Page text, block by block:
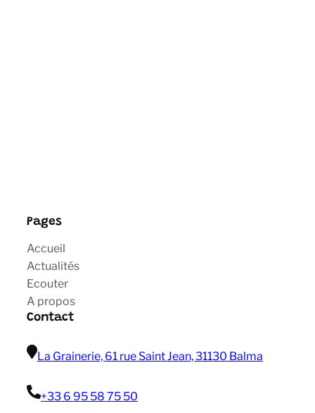
Pages
Accueil
Actualités
Ecouter
A propos
Contact
La Grainerie, 61 rue Saint Jean, 31130 Balma
+33 6 95 58 75 50